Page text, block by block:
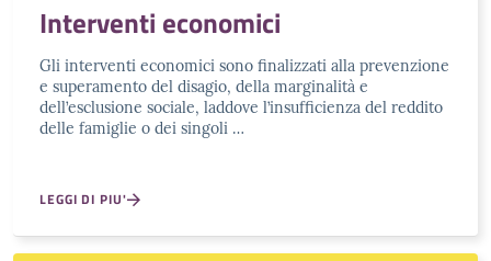
Interventi economici
Gli interventi economici sono finalizzati alla prevenzione
e superamento del disagio, della marginalità e
dell’esclusione sociale, laddove l’insufficienza del reddito
delle famiglie o dei singoli …
LEGGI DI PIU'